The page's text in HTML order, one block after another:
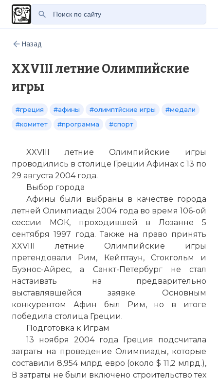
Назад
XXVIII летние Олимпийские
игры
#греция #афины #олимптйские игры
#медали
#комитет
#программа #спорт
XXVIII летние Олимпийские игры
проводились в столице Греции Афинах с 13 по
29 августа 2004 года.
Выбор города
Афины были выбраны в качестве города
летней Олимпиады 2004 года во время 106-ой
сессии МОК, проходившей в Лозанне 5
сентября 1997 года. Также на право принять
XXVIII летние Олимпийские игры
претендовали Рим, Кейптаун, Стокгольм и
Буэнос-Айрес, а Санкт-Петербург не стал
настаивать на предварительно
выставлявшейся заявке. Основным
конкурентом Афин был Рим, но в итоге
победила столица Греции.
Подготовка к Играм
13 ноября 2004 года Греция подсчитала
затраты на проведение Олимпиады, которые
составили 8,954 млрд евро (около $ 11,2 млрд.),
В затраты не были включено строительство тех